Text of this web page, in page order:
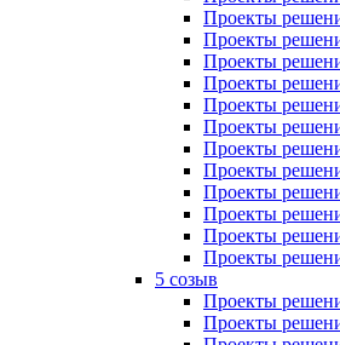
Проекты
Проекты
Проекты
Проекты
Проекты
Проекты
Проекты
Проекты
Проекты
Проекты
Проекты
Проекты
5 созыв
Проекты
Проекты